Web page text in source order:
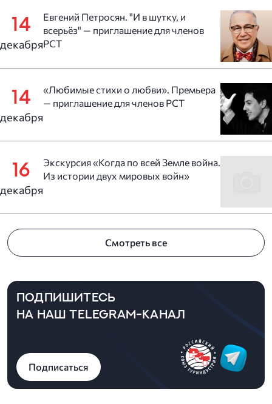
14
декабря
Евгений Петросян. "И в шутку, и
всерьёз" — приглашение для членов
РСТ
14
декабря
«Любимые стихи о любви». Премьера
— приглашение для членов РСТ
16
декабря
Экскурсия «Когда по всей Земле война.
Из истории двух мировых войн»
Смотреть все
ПОДПИШИТЕСЬ
НА НАШ TELEGRAM-КАНАЛ
Подписаться